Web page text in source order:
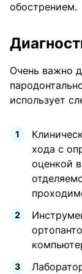
обострением.
Очень важно
использует
хода с
оценкой